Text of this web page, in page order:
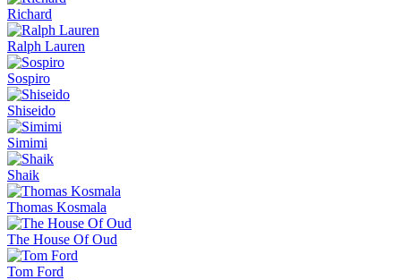
Richard
Ralph Lauren
Sospiro
Shiseido
Simimi
Shaik
Thomas Kosmala
The House Of Oud
Tom Ford